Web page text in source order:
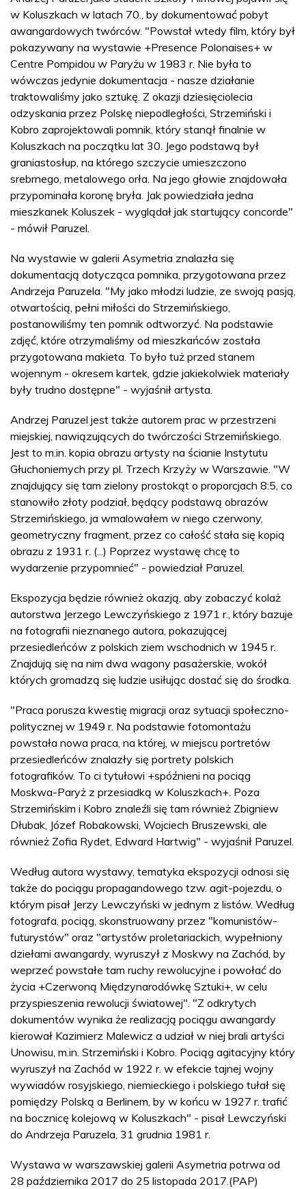
w Koluszkach w latach 70., by dokumentować pobyt
awangardowych twórców. "Powstał wtedy film, który był
pokazywany na wystawie +Presence Polonaises+ w
Centre Pompidou w Paryżu w 1983 r. Nie była to
wówczas jedynie dokumentacja - nasze działanie
traktowaliśmy jako sztukę. Z okazji dziesięciolecia
odzyskania przez Polskę niepodległości, Strzemiński i
Kobro zaprojektowali pomnik, który stanął finalnie w
Koluszkach na początku lat 30. Jego podstawą był
graniastosłup, na którego szczycie umieszczono
srebrnego, metalowego orła. Na jego głowie znajdowała
przypominała koronę bryła. Jak powiedziała jedna
mieszkanek Koluszek - wyglądał jak startujący concorde"
- mówił Paruzel.
Na wystawie w galerii Asymetria znalazła się
dokumentacją dotycząca pomnika, przygotowana przez
Andrzeja Paruzela. "My jako młodzi ludzie, ze swoją pasją,
otwartością, pełni miłości do Strzemińskiego,
postanowiliśmy ten pomnik odtworzyć. Na podstawie
zdjęć, które otrzymaliśmy od mieszkańców została
przygotowana makieta. To było tuż przed stanem
wojennym - okresem kartek, gdzie jakiekolwiek materiały
były trudno dostępne" - wyjaśnił artysta.
Andrzej Paruzel jest także autorem prac w przestrzeni
miejskiej, nawiązujących do twórczości Strzemińskiego.
Jest to m.in. kopia obrazu artysty na ścianie Instytutu
Głuchoniemych przy pl. Trzech Krzyży w Warszawie. "W
znajdujący się tam zielony prostokąt o proporcjach 8:5, co
stanowiło złoty podział, będący podstawą obrazów
Strzemińskiego, ja wmalowałem w niego czerwony,
geometryczny fragment, przez co całość stała się kopią
obrazu z 1931 r. (...) Poprzez wystawę chcę to
wydarzenie przypomnieć" - powiedział Paruzel.
Ekspozycja będzie również okazją, aby zobaczyć kolaż
autorstwa Jerzego Lewczyńskiego z 1971 r., który bazuje
na fotografii nieznanego autora, pokazującej
przesiedleńców z polskich ziem wschodnich w 1945 r.
Znajdują się na nim dwa wagony pasażerskie, wokół
których gromadzą się ludzie usiłując dostać się do środka.
"Praca porusza kwestię migracji oraz sytuacji społeczno-
politycznej w 1949 r. Na podstawie fotomontażu
powstała nowa praca, na której, w miejscu portretów
przesiedleńców znalazły się portrety polskich
fotografików. To ci tytułowi +spóźnieni na pociąg
Moskwa-Paryż z przesiadką w Koluszkach+. Poza
Strzemińskim i Kobro znaleźli się tam również Zbigniew
Dłubak, Józef Robakowski, Wojciech Bruszewski, ale
również Zofia Rydet, Edward Hartwig" - wyjaśnił Paruzel.
Według autora wystawy, tematyka ekspozycji odnosi się
także do pociągu propagandowego tzw. agit-pojezdu, o
którym pisał Jerzy Lewczyński w jednym z listów. Według
fotografa, pociąg, skonstruowany przez "komunistów-
futurystów" oraz "artystów proletariackich, wypełniony
dziełami awangardy, wyruszył z Moskwy na Zachód, by
weprzeć powstałe tam ruchy rewolucyjne i powołać do
życia +Czerwoną Międzynarodówkę Sztuki+, w celu
przyspieszenia rewolucji światowej". "Z odkrytych
dokumentów wynika że realizacją pociągu awangardy
kierował Kazimierz Malewicz a udział w niej brali artyści
Unowisu, m.in. Strzemiński i Kobro. Pociąg agitacyjny który
wyruszył na Zachód w 1922 r. w efekcie tajnej wojny
wywiadów rosyjskiego, niemieckiego i polskiego tułał się
pomiędzy Polską a Berlinem, by w końcu w 1927 r. trafić
na bocznicę kolejową w Koluszkach" - pisał Lewczyński
do Andrzeja Paruzela, 31 grudnia 1981 r.
Wystawa w warszawskiej galerii Asymetria potrwa od
28 października 2017 do 25 listopada 2017.(PAP)